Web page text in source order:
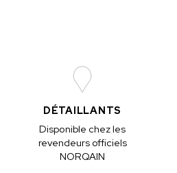
DÉTAILLANTS
Disponible chez les
revendeurs officiels
NORQAIN